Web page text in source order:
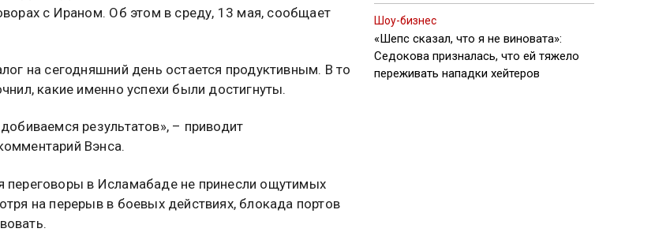
с Ираном. Об этом в среду, 13 мая, сообщает
на сегодняшний день остается продуктивным. В то
какие именно успехи были достигнуты.
результатов», – приводит
Вэнса.
переговоры в Исламабаде не принесли ощутимых
на перерыв в боевых действиях, блокада портов
Шоу-бизнес
«Шепс сказал, что я не виновата»:
Седокова призналась, что ей тяжело
переживать нападки хейтеров